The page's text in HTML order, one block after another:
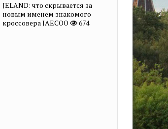
JELAND: что скрывается за
новым именем знакомого
кроссовера JAECOO
674